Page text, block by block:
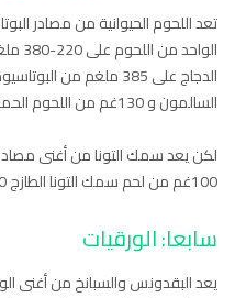
السالمون و 130غم من اللحوم الحمراء.
لكن يعد سمك التونا من أغنى
100غم من لحم سمك التونا الطازج 320ملغم من البوتاسيوم.
سابعا: الورقيات
يعد البقدونس والسبانخ من أغنى